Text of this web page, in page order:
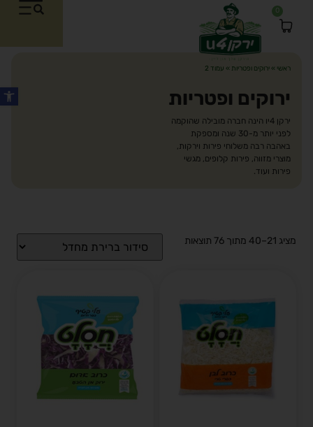
0
ראשי » ירוקים ופטריות » עמוד 2
ירוקים ופטריות
ירקן 4יו הינה חברה מובילה שהוקמה
לפני יותר מ-30 שנה ומספקת
באהבה רבה משלוחי פירות וירקות,
מוצרי מזווה, פירות קלופים, מגשי
פירות ועוד.
מציג 21–40 מתוך 76 תוצאות